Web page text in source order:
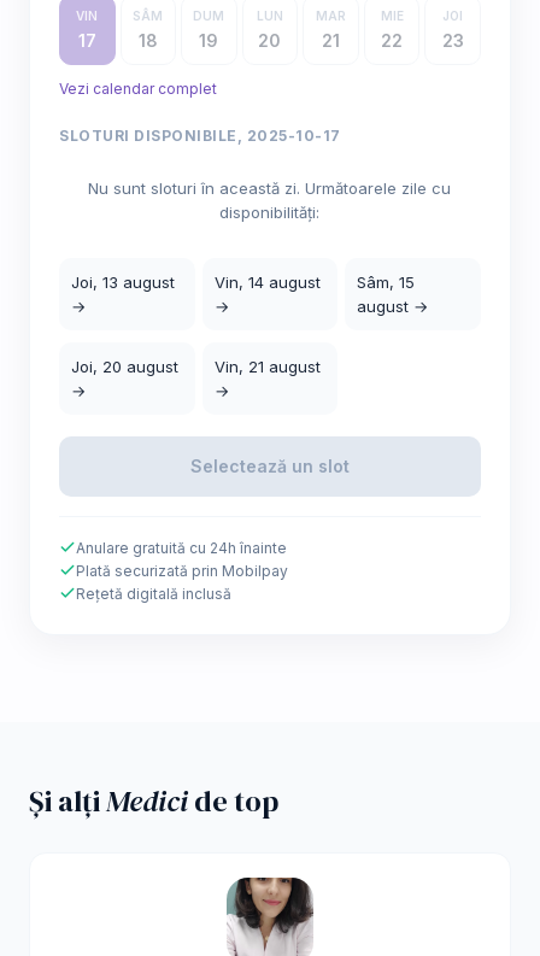
VIN
17
SÂM
18
DUM
19
LUN
20
MAR
21
MIE
22
JOI
23
Vezi calendar complet
SLOTURI DISPONIBILE, 2025-10-17
Nu sunt sloturi în această zi. Următoarele zile cu
disponibilități:
Joi, 13 august
→
Vin, 14 august
→
Sâm, 15
august →
Joi, 20 august
→
Vin, 21 august
→
Selectează un slot
Anulare gratuită cu 24h înainte
Plată securizată prin Mobilpay
Rețetă digitală inclusă
Și alțiMedicide top